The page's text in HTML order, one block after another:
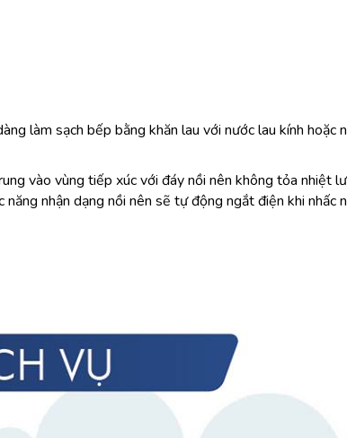
làm sạch bếp bằng khăn lau với nước lau kính hoặc
vào vùng tiếp xúc với đáy nồi nên không tỏa nhiệt
nhận dạng nồi nên sẽ tự động ngắt điện khi nhấc